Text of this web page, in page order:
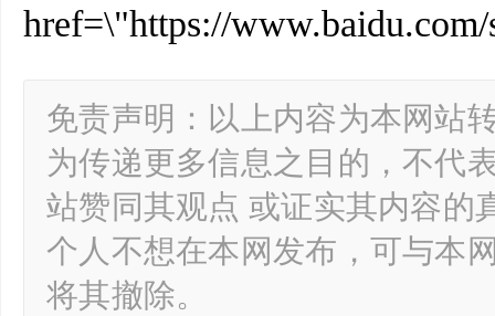
href=\"https://
免责声明：以上内容为本网站
为传递更多信息之目的，不代
站赞同其观点 或证实其内容的
个人不想在本网发布，可与本
将其撤除。